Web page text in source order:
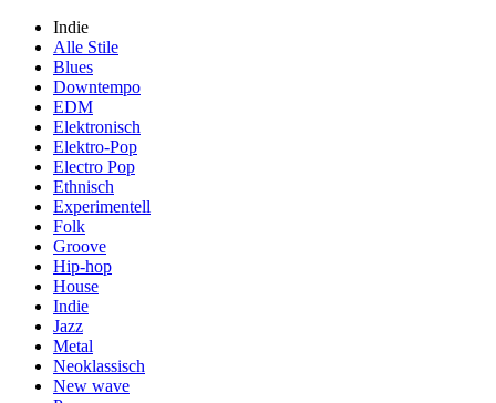
Indie
Alle Stile
Blues
Downtempo
EDM
Elektronisch
Elektro-Pop
Electro Pop
Ethnisch
Experimentell
Folk
Groove
Hip-hop
House
Indie
Jazz
Metal
Neoklassisch
New wave